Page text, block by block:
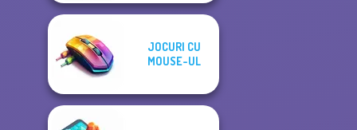
JOCURI CU
MOUSE-UL